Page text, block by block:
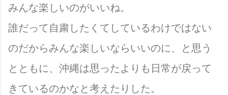
みんな楽しいのがいいね。
誰だって自粛したくてしているわけではない
のだからみんな楽しいならいいのに、と思う
とともに、沖縄は思ったよりも日常が戻って
きているのかなと考えたりした。